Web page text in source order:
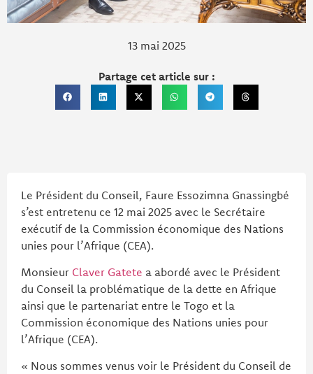
13 mai 2025
Partage cet article sur :
Le Président du Conseil, Faure Essozimna Gnassingbé
s’est entretenu ce 12 mai 2025 avec le Secrétaire
exécutif de la Commission économique des Nations
unies pour l’Afrique (CEA).
Monsieur Claver Gatete a abordé avec le Président
du Conseil la problématique de la dette en Afrique
ainsi que le partenariat entre le Togo et la
Commission économique des Nations unies pour
l’Afrique (CEA).
« Nous sommes venus voir le Président du Conseil de